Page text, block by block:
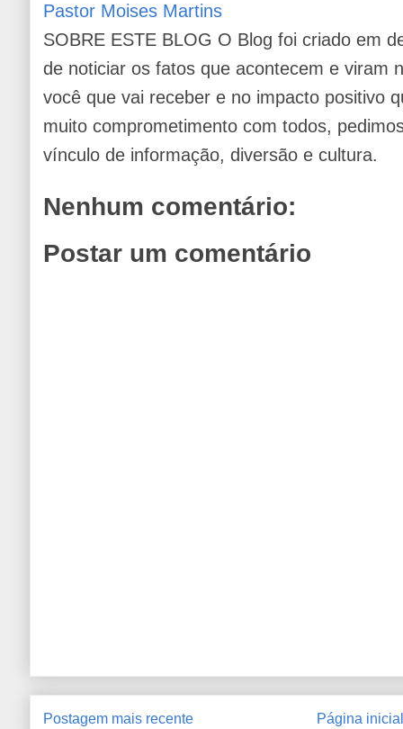
Pastor Moises Martins
SOBRE ESTE BLOG O Blog foi criado em
de noticiar os fatos que acontecem e viram
você que vai receber e no impacto positivo
muito comprometimento com todos,
vínculo de informação, diversão e cultura.
Nenhum comentário:
Postar um comentário
Postagem mais recente Página inicial